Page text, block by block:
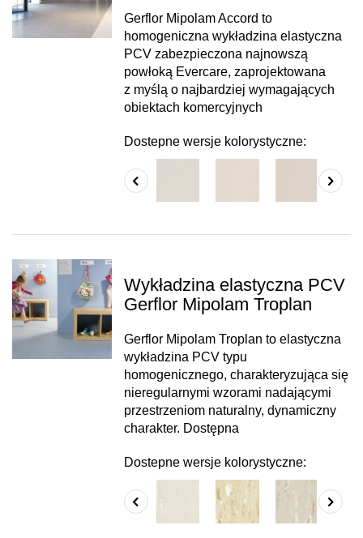
Gerflor Mipolam Accord to
homogeniczna wykładzina elastyczna
PCV zabezpieczona najnowszą
powłoką Evercare, zaprojektowana
z myślą o najbardziej wymagających
obiektach komercyjnych
Dostepne wersje kolorystyczne:
Wykładzina elastyczna PCV
Gerflor Mipolam Troplan
Gerflor Mipolam Troplan to elastyczna
wykładzina PCV typu
homogenicznego, charakteryzująca się
nieregularnymi wzorami nadającymi
przestrzeniom naturalny, dynamiczny
charakter. Dostępna
Dostepne wersje kolorystyczne: